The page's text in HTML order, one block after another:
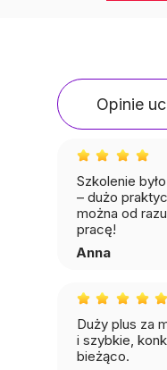
Opinie
Szkolenie
– dużo
można od
pracę!
Anna
Duży plus za
i szybkie,
bieżąco.